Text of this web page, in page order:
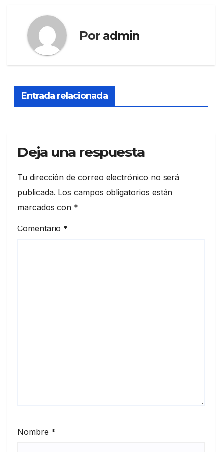
Por admin
Entrada relacionada
Deja una respuesta
Tu dirección de correo electrónico no será
publicada. Los campos obligatorios están
marcados con *
Comentario *
Nombre *